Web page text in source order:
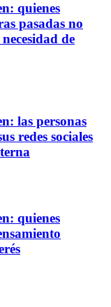
quienes
pasadas no
de
las personas
redes sociales
quienes